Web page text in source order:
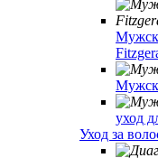
уход
Уход за